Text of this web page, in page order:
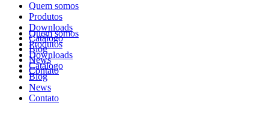
Quem somos
Produtos
Downloads
Catálogo
Blog
News
Contato
Quem somos
Produtos
Downloads
Catálogo
Blog
News
Contato